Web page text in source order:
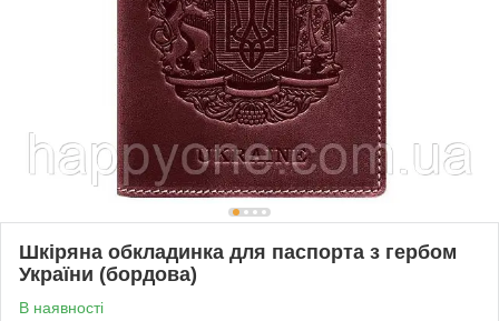
Шкіряна обкладинка для паспорта з гербом
України (бордова)
В наявності